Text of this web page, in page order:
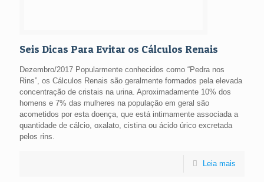
Seis Dicas Para Evitar os Cálculos Renais
Dezembro/2017 Popularmente conhecidos como “Pedra nos
Rins”, os Cálculos Renais são geralmente formados pela elevada
concentração de cristais na urina. Aproximadamente 10% dos
homens e 7% das mulheres na população em geral são
acometidos por esta doença, que está intimamente associada a
quantidade de cálcio, oxalato, cistina ou ácido úrico excretada
pelos rins.
Leia mais